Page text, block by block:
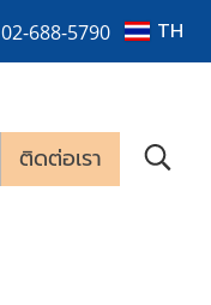
02-688-5790 TH
ติดต่อเรา